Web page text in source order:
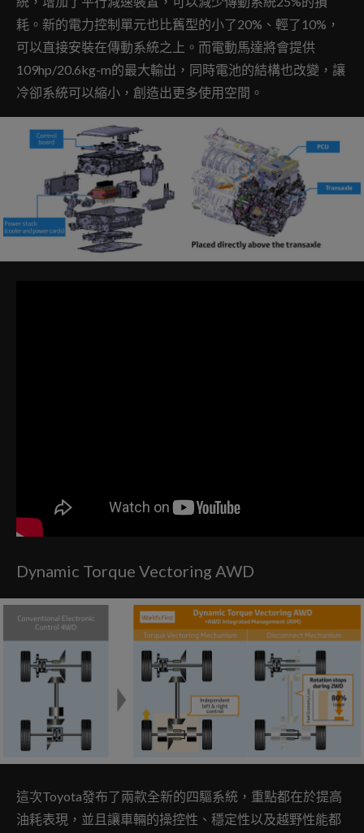
耗。新的電力控制單元也比舊型的小了20%、輕了10%，
可以直接安裝在傳動系統之上。而電動馬達將會提供
109hp/20.6kg-m的最大輸出，同時電池的結構也改變，讓
冷卻系統可以縮小，創造出更多使用空間。
Dynamic Torque Vectoring AWD
這次Toyota發布了兩款全新的四驅系統，重點都在於提高
油耗表現，並且讓車輛的操控性、穩定性以及越野性能都